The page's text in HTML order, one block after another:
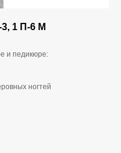
1 П-6 М
и педикюре:
ногтей